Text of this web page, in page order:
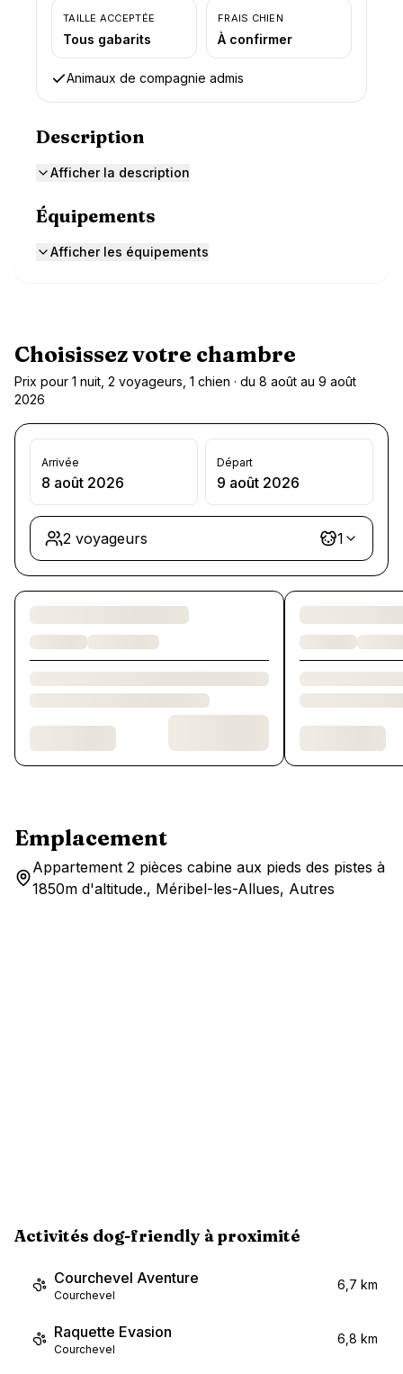
TAILLE ACCEPTÉE
Tous gabarits
FRAIS CHIEN
À confirmer
Animaux de compagnie admis
Description
Afficher la description
Équipements
Afficher les équipements
Choisissez votre chambre
Prix pour 1 nuit, 2 voyageurs, 1 chien · du 8 août au 9 août
2026
Arrivée
8 août 2026
Départ
9 août 2026
2 voyageurs 1
Chargement des chambres et des formules…
Emplacement
Appartement 2 pièces cabine aux pieds des pistes à
1850m d'altitude., Méribel-les-Allues, Autres
Activités dog-friendly à proximité
Courchevel Aventure
Courchevel
6,7 km
Raquette Evasion
Courchevel
6,8 km